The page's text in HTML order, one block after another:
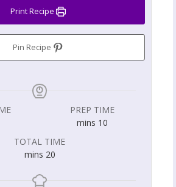
PREP TIME
10
mins
TOTAL TIME
20
mins